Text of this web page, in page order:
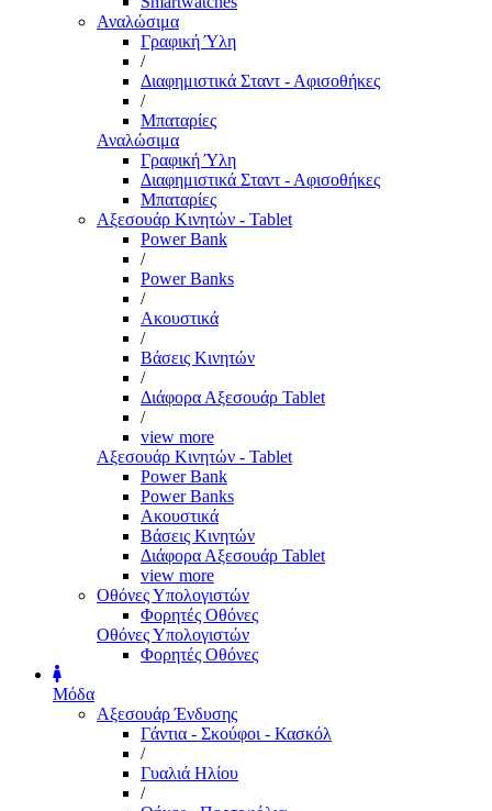
Αναλώσιμα
Γραφική Ύλη
/
Διαφημιστικά Σταντ - Αφισοθήκες
/
Μπαταρίες
Αναλώσιμα
Γραφική Ύλη
Διαφημιστικά Σταντ - Αφισοθήκες
Μπαταρίες
Αξεσουάρ Κινητών - Tablet
Power Bank
/
Power Banks
/
Ακουστικά
/
Βάσεις Κινητών
/
Διάφορα Αξεσουάρ Tablet
/
view more
Αξεσουάρ Κινητών - Tablet
Power Bank
Power Banks
Ακουστικά
Βάσεις Κινητών
Διάφορα Αξεσουάρ Tablet
view more
Οθόνες Υπολογιστών
Φορητές Οθόνες
Οθόνες Υπολογιστών
Φορητές Οθόνες
Μόδα
Αξεσουάρ Ένδυσης
Γάντια - Σκούφοι - Κασκόλ
/
Γυαλιά Ηλίου
/